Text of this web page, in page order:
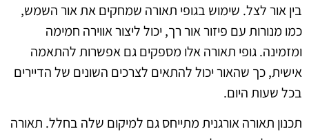
בין אור לצל. שימוש בגופי תאורה שמחקים את אור השמש,
כמו מנורות עם פיזור אור רך, יכול ליצור אווירה חמימה
ומזמינה. גופי תאורה אלו מספקים גם אפשרות להתאמה
אישית, כך שהאור יכול להתאים לצרכים השונים של הדיירים
בכל שעות היום.
תכנון תאורה אורגנית מתייחס גם למיקום שלה בחלל. תאורה